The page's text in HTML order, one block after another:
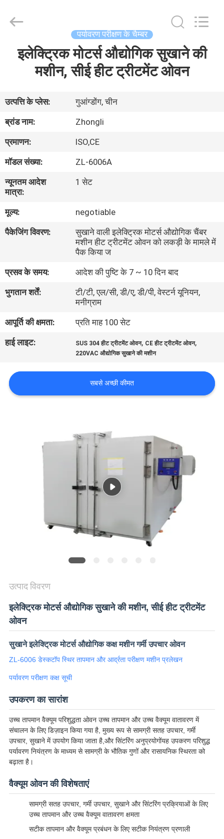
वीडियो
हमारे
बारे
में
कारखाना
भ्रमण
गुणवत्ता
नियंत्रण
संपर्क
करें
समाचार
एक
PRIVACY
POLICY
Technology
Reserved.
पर्यावरण परीक्षण के चैम्बर
इलेक्ट्रिक मोटर्स औद्योगिक सुखाने की
मशीन, सीई हीट ट्रीटमेंट ओवन
उत्पत्ति के प्लेस:
गुआंग्डोंग, चीन
ब्रांड नाम:
Zhongli
प्रमाणन:
ISO,CE
मॉडल संख्या:
ZL-6006A
न्यूनतम आदेश
मात्रा:
1 सेट
मूल्य:
negotiable
पैकेजिंग विवरण:
सुखाने वाली इलेक्ट्रिक मोटर्स औद्योगिक चैंबर
मशीन हीट ट्रीटमेंट ओवन को लकड़ी के मामले में
पैक किया ज
प्रसव के समय:
आदेश की पुष्टि के 7 ~ 10 दिन बाद
भुगतान शर्तें:
टी/टी, एल/सी, डी/ए, डी/पी, वेस्टर्न यूनियन,
मनीग्राम
आपूर्ति की क्षमता:
प्रति माह 100 सेट
हाई लाइट:
SUS 304 हीट ट्रीटमेंट ओवन, CE हीट ट्रीटमेंट ओवन,
220VAC औद्योगिक सुखाने की मशीन
सबसे अच्छी कीमत
उत्पाद विवरण
इलेक्ट्रिक मोटर्स औद्योगिक सुखाने की मशीन, सीई हीट ट्रीटमेंट
ओवन
सुखाने इलेक्ट्रिक मोटर्स औद्योगिक कक्ष मशीन गर्मी उपचार ओवन
ZL-6006 डेस्कटॉप स्थिर तापमान और आर्द्रता परीक्षण मशीन प्रलेखन
पर्यावरण परीक्षण कक्ष सूची
उपकरण का सारांश
उच्च तापमान वैक्यूम परिशुद्धता ओवन उच्च तापमान और उच्च वैक्यूम वातावरण में
संचालन के लिए डिज़ाइन किया गया है, मुख्य रूप से सामग्री सतह उपचार, गर्मी
उपचार, सुखाने में उपयोग किया जाता है,और सिंटरिंग अनुप्रयोगोंयह उपकरण परिशुद्ध
पर्यावरण नियंत्रण के माध्यम से सामग्री के भौतिक गुणों और रासायनिक स्थिरता को
बढ़ाता है।
वैक्यूम ओवन की विशेषताएं
सामग्री सतह उपचार, गर्मी उपचार, सुखाने और सिंटरिंग प्रक्रियाओं के लिए
उच्च तापमान और उच्च वैक्यूम वातावरण क्षमता
सटीक तापमान और वैक्यूम प्रबंधन के लिए सटीक नियंत्रण प्रणाली